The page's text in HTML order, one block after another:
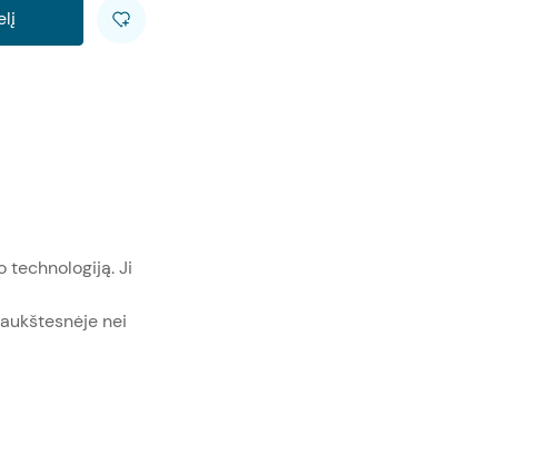
technologiją. Ji
nei